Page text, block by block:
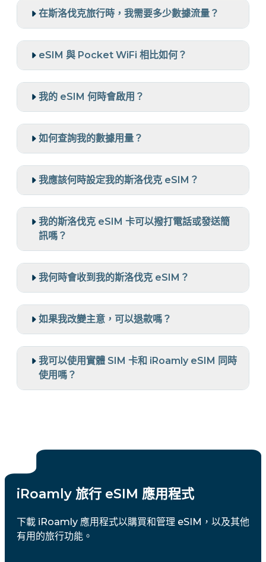
在斯洛伐克旅行時，我需要多少數據流量？
eSIM 與 Pocket WiFi 相比如何？
我的 eSIM 何時會啟用？
如何查詢我的數據用量？
我應該何時設定我的斯洛伐克 eSIM？
我的斯洛伐克 eSIM 卡可以撥打電話或發送簡
訊嗎？
我何時會收到我的斯洛伐克 eSIM？
如果我改變主意，可以退款嗎？
我可以使用實體 SIM 卡和 iRoamly eSIM 同時
使用嗎？
iRoamly 旅行 eSIM 應用程式
下載 iRoamly 應用程式以購買和管理 eSIM，以及其他
有用的旅行功能。